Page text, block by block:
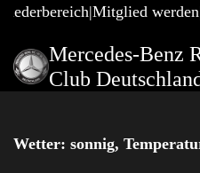
Mitglied werden
Mercedes-Benz
Club
Wetter: sonnig,